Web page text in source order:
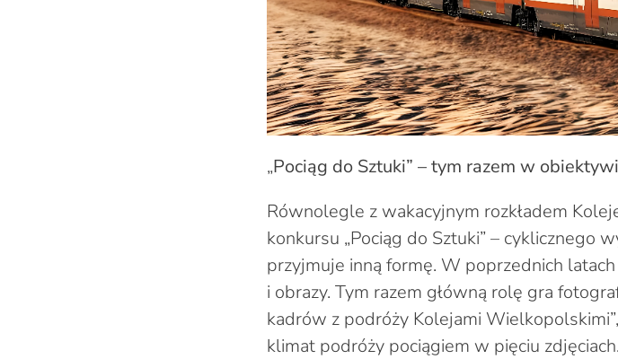
„Pociąg do Sztuki” – tym razem w
Równolegle z wakacyjnym rozkładem
konkursu „Pociąg do Sztuki” – cyklicznego
przyjmuje inną formę. W poprzednich
i obrazy. Tym razem główną rolę gra
kadrów z podróży Kolejami
klimat podróży pociągiem w pięciu